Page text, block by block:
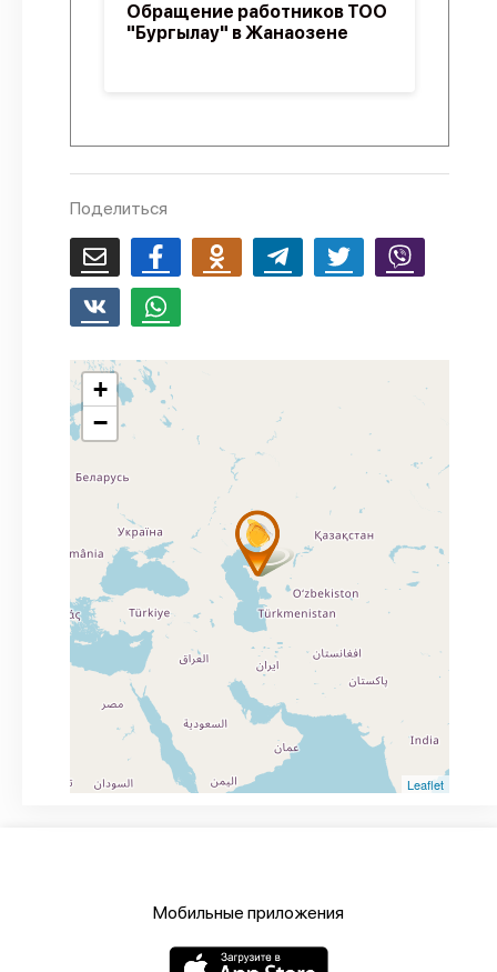
Обращение работников ТОО
"Бургылау" в Жанаозене
Поделиться
+
−
Leaflet
Мобильные приложения